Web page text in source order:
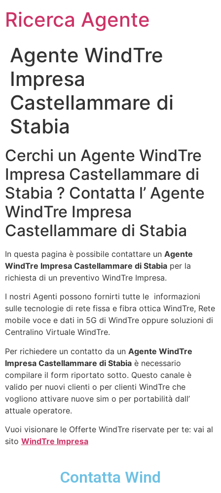
Ricerca Agente
Agente WindTre
Impresa
Castellammare di
Stabia
Cerchi un Agente WindTre
Impresa Castellammare di
Stabia ? Contatta l’ Agente
WindTre Impresa
Castellammare di Stabia
In questa pagina è possibile contattare un Agente
WindTre Impresa Castellammare di Stabia per la
richiesta di un preventivo WindTre Impresa.
I nostri Agenti possono fornirti tutte le informazioni
sulle tecnologie di rete fissa e fibra ottica WindTre, Rete
mobile voce e dati in 5G di WindTre oppure soluzioni di
Centralino Virtuale WindTre.
Per richiedere un contatto da un Agente WindTre
Impresa Castellammare di Stabia è necessario
compilare il form riportato sotto. Questo canale è
valido per nuovi clienti o per clienti WindTre che
vogliono attivare nuove sim o per portabilità dall’
attuale operatore.
Vuoi visionare le Offerte WindTre riservate per te: vai al
sito WindTre Impresa
Contatta Wind